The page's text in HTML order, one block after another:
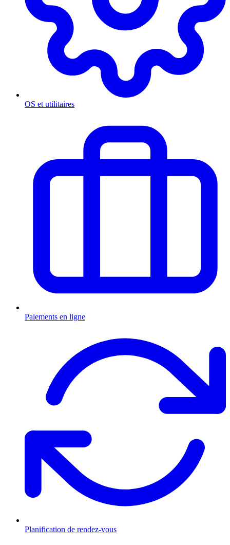
OS et utilitaires
Paiements en ligne
Planification de rendez-vous